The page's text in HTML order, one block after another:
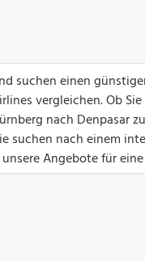
suchen einen
vergleichen. Ob
nach Denpasar
suchen nach einem
Angebote für